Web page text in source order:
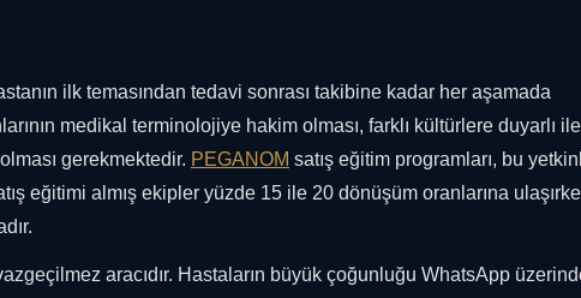
ilk temasından tedavi sonrası takibine kadar her aşamada
medikal terminolojiye hakim olması, farklı kültürlere duyarlı
gerekmektedir. PEGANOM satış eğitim programları, bu
eğitimi almış ekipler yüzde 15 ile 20 dönüşüm oranlarına
aracıdır. Hastaların büyük çoğunluğu WhatsApp